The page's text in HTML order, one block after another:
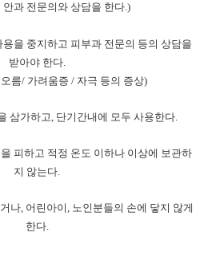
안과 전문의와 상담을 한다.)
을 중지하고 피부과 전문의 등의 상담을
받아야 한다.
름/ 가려움증 / 자극 등의 증상)
삼가하고, 단기간내에 모두 사용한다.
피하고 적정 온도 이하나 이상에 보관하
지 않는다.
나, 어린아이, 노인분들의 손에 닿지 않게
한다.